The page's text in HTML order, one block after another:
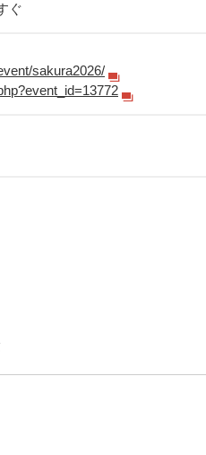
ぐ
sakura2026/